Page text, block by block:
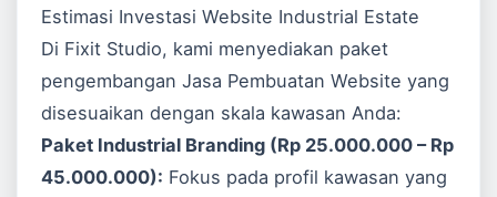
Estimasi Investasi Website Industrial Estate
Di Fixit Studio, kami menyediakan paket
pengembanganJasa Pembuatan Website yang
disesuaikan dengan skala kawasan Anda:
Paket Industrial Branding (Rp 25.000.000 – Rp
45.000.000): Fokus pada profil kawasan yang